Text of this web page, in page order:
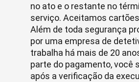
no ato e o restante no
serviço. Aceitamos
Além de toda segurança
por uma empresa de
trabalha há mais de 20
parte do pagamento, você
após a verificação da